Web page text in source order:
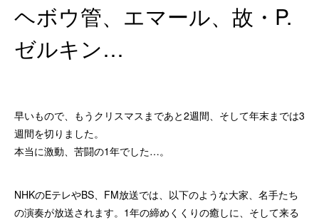
ヘボウ管、エマール、故・P.
ゼルキン…
早いもので、もうクリスマスまであと2週間、そして年末までは3
週間を切りました。
本当に激動、苦闘の1年でした…。
NHKのEテレやBS、FM放送では、以下のような大家、名手たち
の演奏が放送されます。1年の締めくくりの癒しに、そして来る